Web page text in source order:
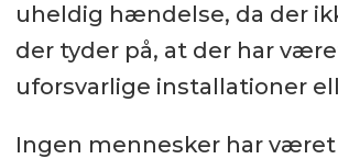
uheldig hændelse, da der
der tyder på, at der har
uforsvarlige installationer
Ingen mennesker har været